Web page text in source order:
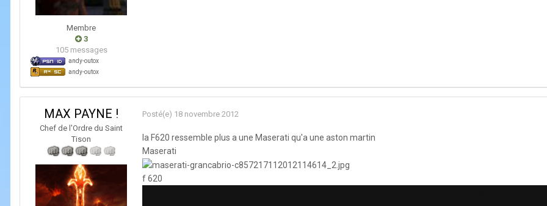
Membre
3
105 messages
andy-outox
andy-outox
MAX PAYNE !
Chef de l'Ordre du Saint
Tison
Posté(e) 18 novembre 2012
la F620 ressemble plus a une Maserati qu'a une aston martin
Maserati
f 620